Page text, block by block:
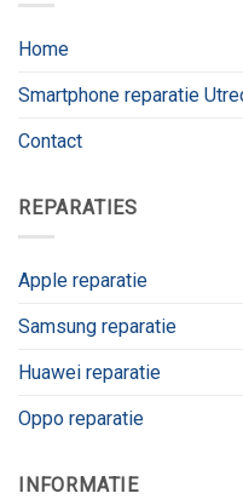
Home
Smartphone reparatie
Contact
REPARATIES
Apple reparatie
Samsung reparatie
Huawei reparatie
Oppo reparatie
INFORMATIE